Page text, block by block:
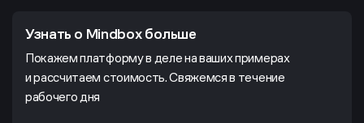
Узнать о Mindbox больше
Покажем платформу в деле на ваших примерах
и рассчитаем стоимость. Свяжемся в течение
рабочего дня